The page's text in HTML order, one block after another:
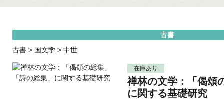
古書
古書 > 国文学 > 中世
在庫あり
禅林の文学：「偈頌
に関する基礎研究